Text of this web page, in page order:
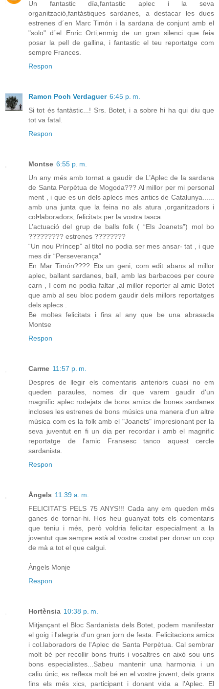
Un fantastic día,fantastic aplec i la seva
organització,fantástiques sardanes, a destacar les dues
estrenes d´en Marc Timón i la sardana de conjunt amb el
"solo" d´el Enric Orti,enmig de un gran silenci que feia
posar la pell de gallina, i fantastic el teu reportatge com
sempre Frances.
Respon
Ramon Poch Verdaguer 6:45 p. m.
Si tot és fantàstic...! Srs. Botet, i a sobre hi ha qui diu que
tot va fatal.
Respon
Montse 6:55 p. m.
Un any més amb tornat a gaudir de L’Aplec de la sardana
de Santa Perpètua de Mogoda??? Al millor per mi personal
ment , i que es un dels aplecs mes antics de Catalunya......
amb una junta que la feina no als atura ,organitzadors i
col•laboradors, felicitats per la vostra tasca.
L’actuació del grup de balls folk ( “Els Joanets”) mol bo
????????? estrenes ????????
“Un nou Príncep” al títol no podia ser mes ansar- tat , i que
mes dir “Perseverança”
En Mar Timón???? Ets un geni, com edit abans al millor
aplec, ballant sardanes, ball, amb las barbacoes per coure
carn , I com no podia faltar ,al millor reporter al amic Botet
que amb al seu bloc podem gaudir dels millors reportatges
dels aplecs .
Be moltes felicitats i fins al any que be una abrasada
Montse
Respon
Carme 11:57 p. m.
Despres de llegir els comentaris anteriors cuasi no em
queden paraules, nomes dir que varem gaudir d'un
magnific aplec rodejats de bons amics de bones sardanes
incloses les estrenes de bons músics una manera d'un altre
música com es la folk amb el "Joanets" impresionant per la
seva juventut en fi un dia per recordar i amb el magnific
reportatge de l'amic Fransesc tanco aquest cercle
sardanista.
Respon
Àngels 11:39 a. m.
FELICITATS PELS 75 ANYS!!! Cada any em queden més
ganes de tornar-hi. Hos heu guanyat tots els comentaris
que teniu i més, però voldria felicitar especialment a la
joventut que sempre està al vostre costat per donar un cop
de mà a tot el que calgui.
Àngels Monje
Respon
Hortènsia 10:38 p. m.
Mitjançant el Bloc Sardanista dels Botet, podem manifestar
el goig i l'alegria d'un gran jorn de festa. Felicitacions amics
i col.laboradors de l'Aplec de Santa Perpètua. Cal sembrar
molt bé per recollir bons fruits i vosaltres en això sou uns
bons especialistes...Sabeu mantenir una harmonia i un
caliu únic, es reflexa molt bé en el vostre jovent, dels grans
fins els més xics, participant i donant vida a l'Aplec. El